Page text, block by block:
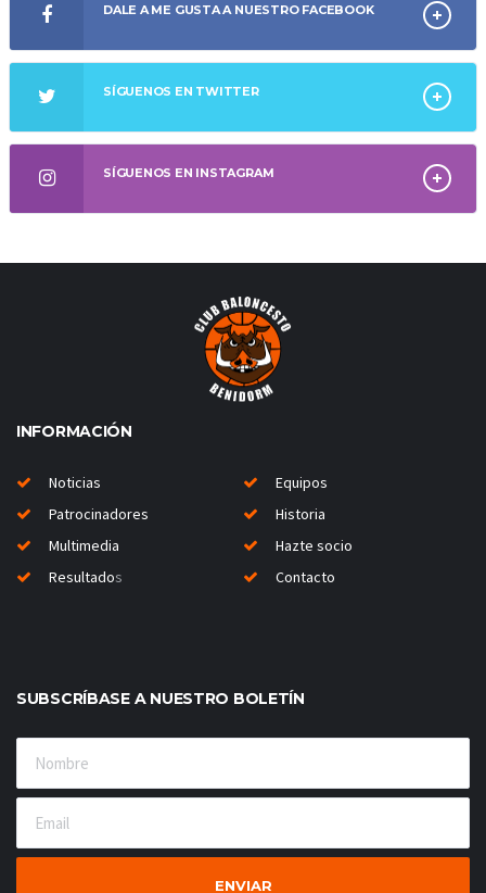
DALE A ME GUSTA A NUESTRO FACEBOOK
SÍGUENOS EN TWITTER
SÍGUENOS EN INSTAGRAM
INFORMACIÓN
Noticias
Equipos
Patrocinadores
Historia
Multimedia
Hazte socio
Resultados Contacto
SUBSCRÍBASE A NUESTRO BOLETÍN